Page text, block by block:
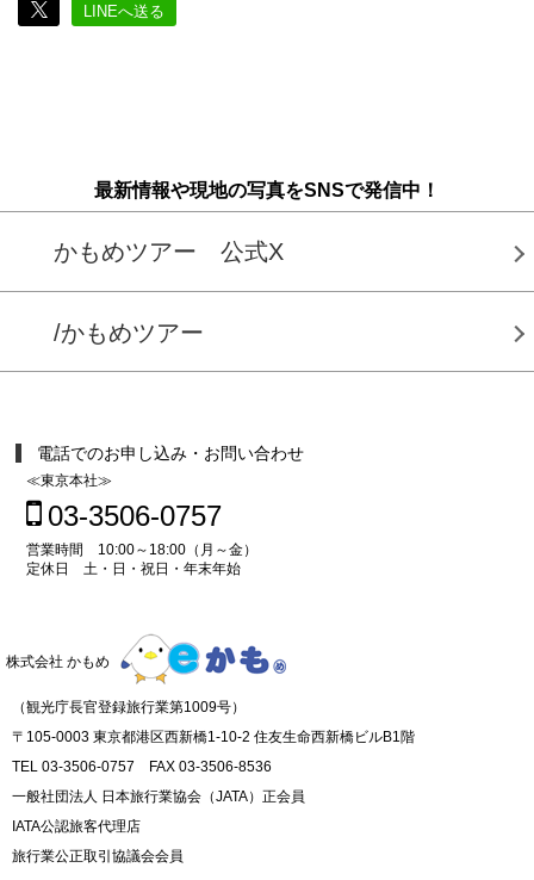
LINEへ送る
最新情報や現地の写真をSNSで発信中！
かもめツアー 公式X
/かもめツアー
電話でのお申し込み・お問い合わせ
≪東京本社≫
03-3506-0757
営業時間 10:00～18:00（月～金）
定休日 土・日・祝日・年末年始
株式会社 かもめ
（観光庁長官登録旅行業第1009号）
〒105-0003 東京都港区西新橋1-10-2 住友生命西新橋ビルB1階
TEL 03-3506-0757 FAX 03-3506-8536
一般社団法人 日本旅行業協会（JATA）正会員
IATA公認旅客代理店
旅行業公正取引協議会会員